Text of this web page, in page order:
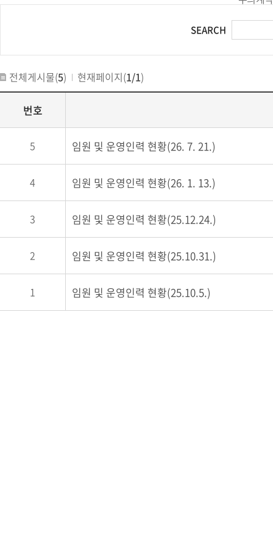
SEARCH
전체게시물(5) 현재페이지(1/1)
번호
5 임원 및 운영인력 현황(26. 7. 21.)
4 임원 및 운영인력 현황(26. 1. 13.)
3 임원 및 운영인력 현황(25.12.24.)
2 임원 및 운영인력 현황(25.10.31.)
1 임원 및 운영인력 현황(25.10.5.)